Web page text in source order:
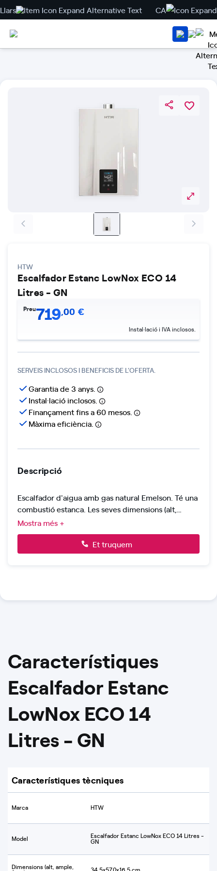
Llars CA
HTW
Escalfador Estanc LowNox ECO 14
Litres - GN
Preu719,00 €
Instal·lació i IVA inclosos.
SERVEIS INCLOSOS I BENEFICIS DE L'OFERTA.
Garantia de 3 anys.
Instal·lació inclosos.
Finançament fins a 60 mesos.
Màxima eficiència.
Descripció
Escalfador d'aigua amb gas natural Emelson. Té una
combustió estanca. Les seves dimensions (alt,
ample, fons): 4,3 x 7,6 x 2,5 cm -
dissenyo super SLIM. El seu cabal màx. 12 l/min. Té
una potència de 24 kw. És compatible són energia
solar.
Mostra més +
Et truquem
Característiques
Escalfador Estanc
LowNox ECO 14
Litres - GN
Característiques tècniques
Marca HTW
Model Escalfador Estanc LowNox ECO 14 Litres -
GN
Dimensions (alt, ample,